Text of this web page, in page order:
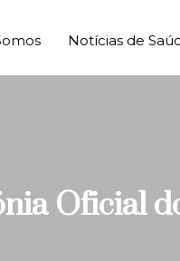
Notícias de
Oficial